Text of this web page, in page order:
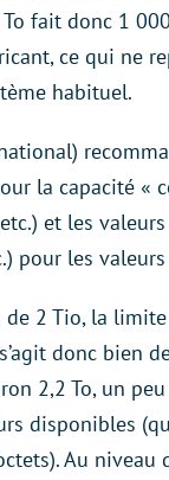
fait donc 1
ce qui ne
habituel.
la capacité «
et les
pour les
de 2 Tio, la
donc bien
2,2 To, un
disponibles
Au niveau